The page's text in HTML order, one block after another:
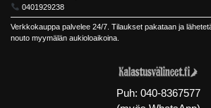
0401929238
Verkkokauppa palvelee 24/7. Tilaukset pakataan ja
nouto myymälän aukioloaikoina.
Puh: 040-8367577